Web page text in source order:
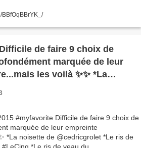
BBfOqBBrYK_/
marquée de leur
les voilà ✨✨ *La
*Le ris de veau de
*Le ris de veau du
@alexandremazzia
tarte aux framboises de